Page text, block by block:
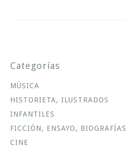
Categorías
MÚSICA
HISTORIETA, ILUSTRADOS
INFANTILES
FICCIÓN, ENSAYO, BIOGRAFÍAS
CINE